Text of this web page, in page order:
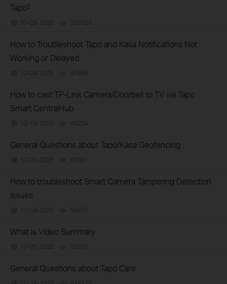
Tapo?
07-28-2020 230729
How to Troubleshoot Tapo and Kasa Notifications Not
Working or Delayed
12-24-2025 95888
How to cast TP-Link Camera/Doorbell to TV via Tapo
Smart CentralHub
12-18-2025 66224
General Questions about Tapo/Kasa Geofencing
12-03-2025 67881
How to troubleshoot Smart Camera Tampering Detection
issues
11-18-2025 54517
What is Video Summary
11-05-2025 50733
General Questions about Tapo Care